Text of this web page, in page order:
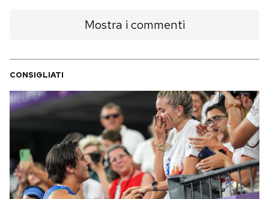
Mostra i commenti
CONSIGLIATI